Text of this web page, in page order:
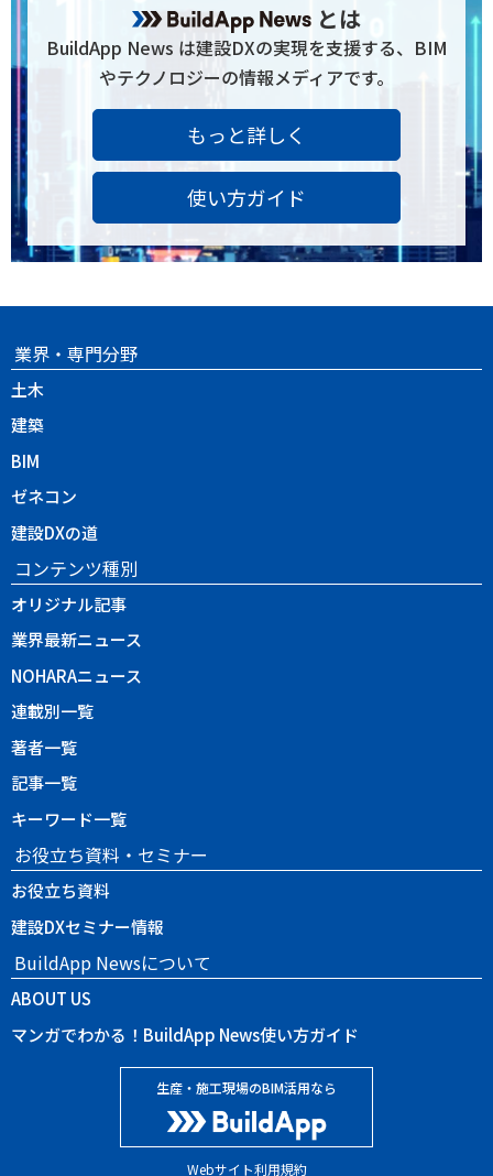
とは
BuildApp News は建設DXの実現を支援する、BIM
やテクノロジーの情報メディアです。
もっと詳しく
使い方ガイド
業界・専門分野
土木
建築
BIM
ゼネコン
建設DXの道
コンテンツ種別
オリジナル記事
業界最新ニュース
NOHARAニュース
連載別一覧
著者一覧
記事一覧
キーワード一覧
お役立ち資料・セミナー
お役立ち資料
建設DXセミナー情報
BuildApp Newsについて
ABOUT US
マンガでわかる！BuildApp News使い方ガイド
生産・施工現場のBIM活用なら
Webサイト利用規約